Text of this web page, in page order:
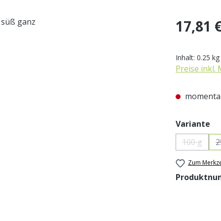
Regulärer
17,81
Inhalt: 0.25 kg
Preise inkl.
Variante
100 g(Diese
Zum